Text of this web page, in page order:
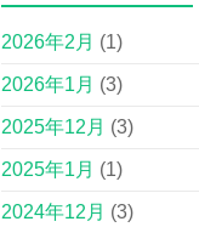
2026年2月 (1)
2026年1月 (3)
2025年12月 (3)
2025年1月 (1)
2024年12月 (3)